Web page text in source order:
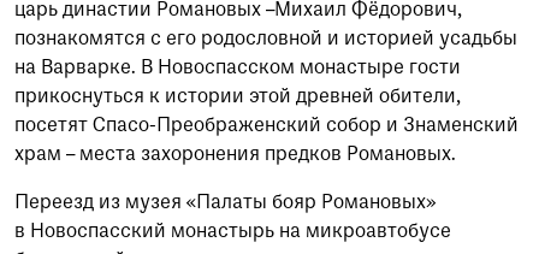
царь династии Романовых –Михаил Фёдорович,
познакомятся с его родословной и историей усадьбы
на Варварке. В Новоспасском монастыре гости
прикоснуться к истории этой древней обители,
посетят Спасо-Преображенский собор и Знаменский
храм – места захоронения предков Романовых.
Переезд из музея «Палаты бояр Романовых»
в Новоспасский монастырь на микроавтобусе